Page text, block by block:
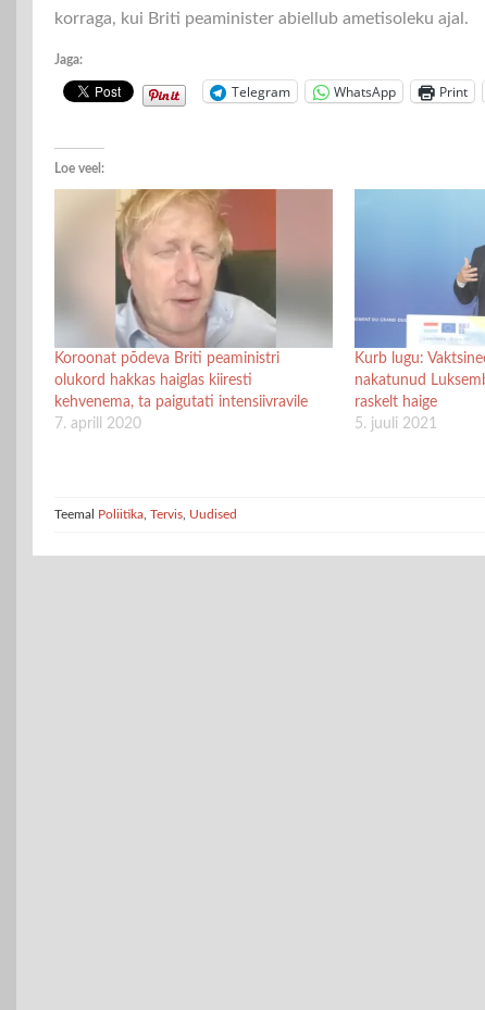
korraga, kui Briti peaminister abiellub ametisoleku ajal.
Jaga:
Telegram WhatsApp Print
Loe veel:
Koroonat põdeva Briti peaministri
olukord hakkas haiglas kiiresti
kehvenema, ta paigutati intensiivravile
7. aprill 2020
Kurb lugu:
nakatunud
raskelt haige
5. juuli 2021
Teemal Poliitika Tervis Uudised